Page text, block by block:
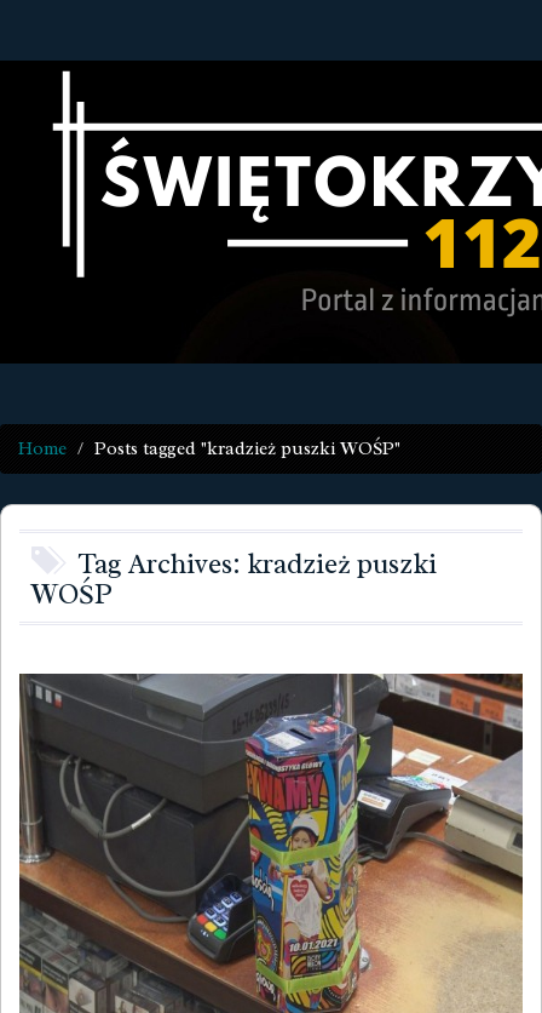
Home Posts tagged "kradzież puszki WOŚP"
Tag Archives: kradzież puszki
WOŚP